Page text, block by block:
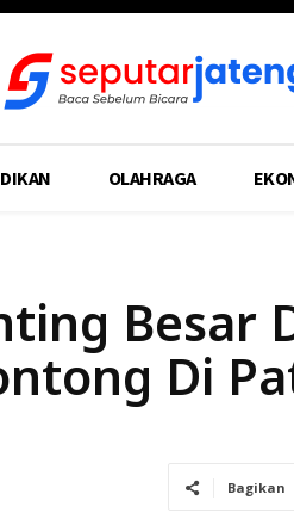
OLAHRAGA
Besar
Di
Bagikan